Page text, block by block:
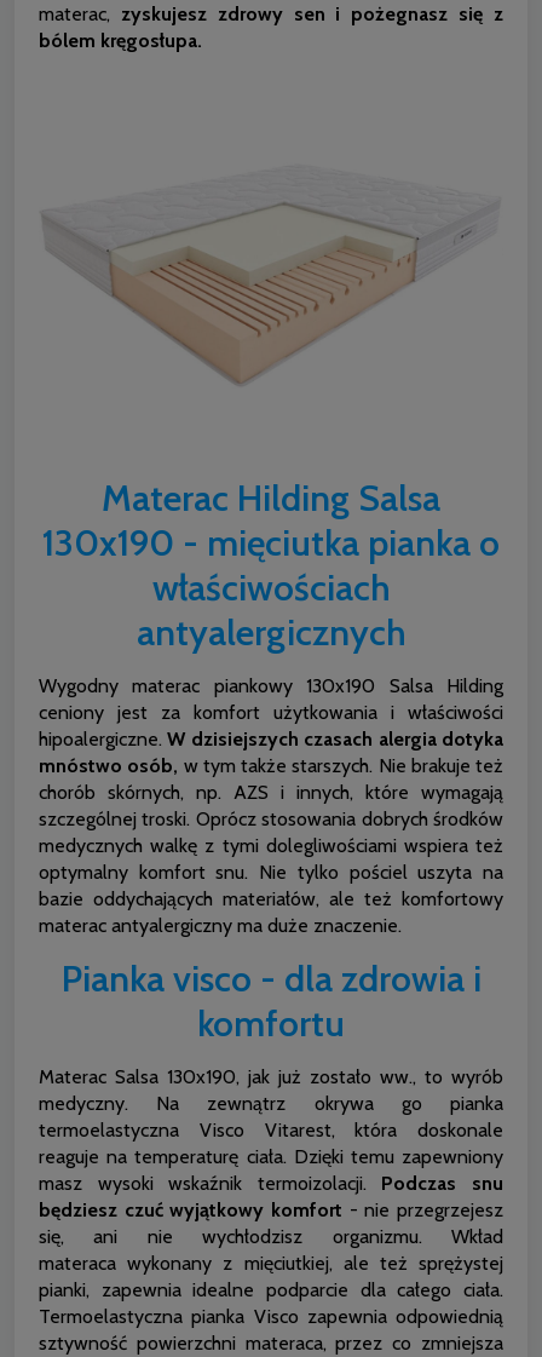
materac, zyskujesz zdrowy sen i pożegnasz się z
bólem kręgosłupa.
Materac Hilding Salsa
130x190 - mięciutka pianka o
właściwościach
antyalergicznych
Wygodny materac piankowy 130x190 Salsa Hilding
ceniony jest za komfort użytkowania i właściwości
hipoalergiczne.W dzisiejszych czasach alergia dotyka
mnóstwo osób, w tym także starszych. Nie brakuje też
chorób skórnych, np. AZS i innych, które wymagają
szczególnej troski. Oprócz stosowania dobrych środków
medycznych walkę z tymi dolegliwościami wspiera też
optymalny komfort snu. Nie tylko pościel uszyta na
bazie oddychających materiałów, ale też komfortowy
materac antyalergiczny ma duże znaczenie.
Pianka visco - dla zdrowia i
komfortu
Materac Salsa 130x190, jak już zostało ww., to wyrób
medyczny. Na zewnątrz okrywa go pianka
termoelastyczna Visco Vitarest, która doskonale
reaguje na temperaturę ciała. Dzięki temu zapewniony
masz wysoki wskaźnik termoizolacji. Podczas snu
będziesz czuć wyjątkowy komfort - nie przegrzejesz
się, ani nie wychłodzisz organizmu. Wkład
materaca wykonany z mięciutkiej, ale też sprężystej
pianki, zapewnia idealne podparcie dla całego ciała.
Termoelastyczna pianka Visco zapewnia odpowiednią
sztywność powierzchni materaca, przez co zmniejsza